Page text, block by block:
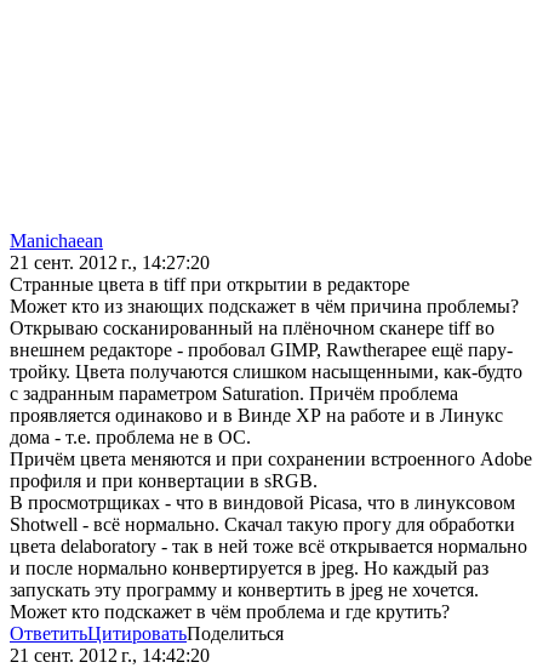
Manichaean
21 сент. 2012 г., 14:27:20
Странные цвета в tiff при открытии в редакторе
Может кто из знающих подскажет в чём причина проблемы?
Открываю сосканированный на плёночном сканере tiff во
внешнем редакторе - пробовал GIMP, Rawtherapee ещё пару-
тройку. Цвета получаются слишком насыщенными, как-будто
с задранным параметром Saturation. Причём проблема
проявляется одинаково и в Винде ХР на работе и в Линукс
дома - т.е. проблема не в ОС.
Причём цвета меняются и при сохранении встроенного Adobe
профиля и при конвертации в sRGB.
В просмотрщиках - что в виндовой Picasa, что в линуксовом
Shotwell - всё нормально. Скачал такую прогу для обработки
цвета delaboratory - так в ней тоже всё открывается нормально
и после нормально конвертируется в jpeg. Но каждый раз
запускать эту программу и конвертить в jpeg не хочется.
Может кто подскажет в чём проблема и где крутить?
ОтветитьЦитироватьПоделиться
21 сент. 2012 г., 14:42:20